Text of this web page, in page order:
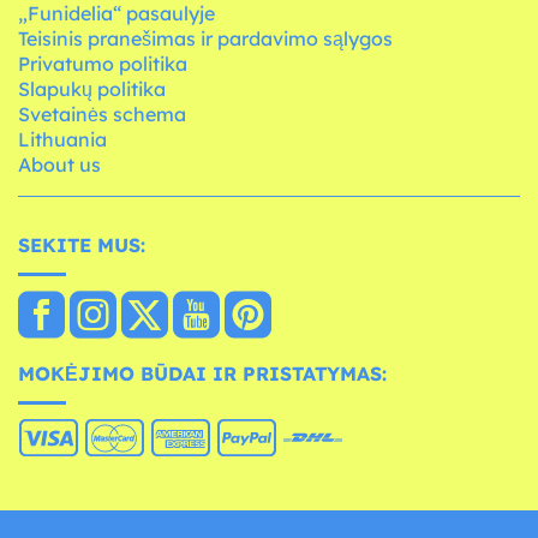
„Funidelia“ pasaulyje
Teisinis pranešimas ir pardavimo sąlygos
Privatumo politika
Slapukų politika
Svetainės schema
Lithuania
About us
SEKITE MUS:
MOKĖJIMO BŪDAI IR PRISTATYMAS: